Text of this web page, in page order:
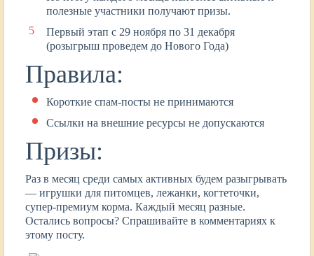
полезные участники получают призы.
Первый этап с 29 ноября по 31 декабря
(розыгрыш проведем до Нового Года)
Правила:
Короткие спам-посты не принимаются
Ссылки на внешние ресурсы не допускаются
Призы:
Раз в месяц среди самых активных будем разыгрывать
— игрушки для питомцев, лежанки, когтеточки,
супер-премиум корма. Каждый месяц разные.
Остались вопросы? Спрашивайте в комментариях к
этому посту.